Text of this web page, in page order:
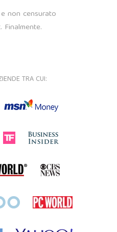
non censurato
Finalmente.
TRA CUI: